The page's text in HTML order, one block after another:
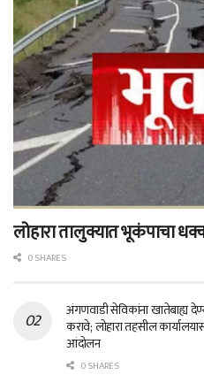
लोहारा तालुक्यात भूकंपाचा
0 SHARES
अंगणवाडी सेविकांना खातेबाह्य
करावे; लोहारा तहसील
आंदोलन
0 SHARES